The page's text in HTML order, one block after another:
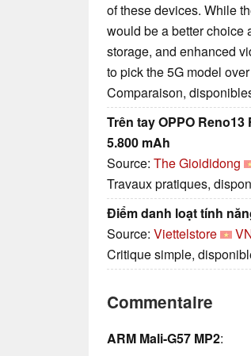
of these devices. While
would be a better choice
storage, and enhanced
to pick the 5G model
Comparaison,
Trên tay OPPO
5.800 mAh
Source: The Gioididong
Travaux pratiques,
Điểm danh loạt tính
Source: Viettelstore
Critique simple,
Commentaire
ARM Mali-G57 MP2: